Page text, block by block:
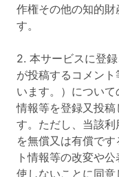
作権その他の知的
す。
2. 本サービスに登
が投稿するコメン
います。）につい
情報等を登録又投
す。ただし、当該
を無償又は有償で
ト情報等の改変や
使しないことに同意